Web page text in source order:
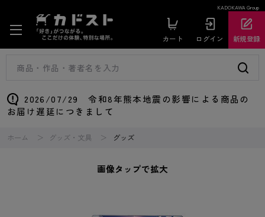
KADOKAWA Group
カート ログイン 新規登録
2026/07/29 令和8年熊本地震の影響による商品の
お届け遅延につきまして
ホーム グッズ・文具 グッズ
画像タップで拡大